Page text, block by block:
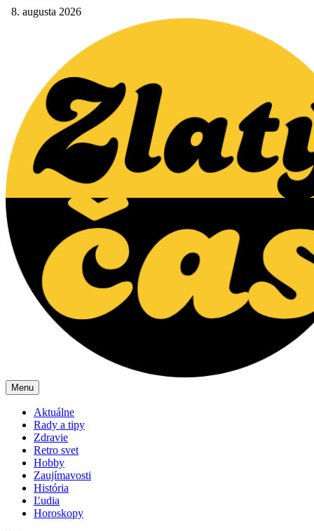
8. augusta 2026
Menu
Aktuálne
Rady a tipy
Zdravie
Retro svet
Hobby
Zaujímavosti
História
Ľudia
Horoskopy